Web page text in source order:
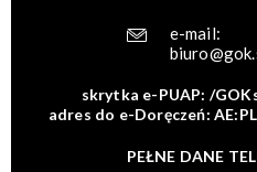
e-mail:
skrytka e-PUAP: /
adres do e-Doręczeń:
PEŁNE DANE